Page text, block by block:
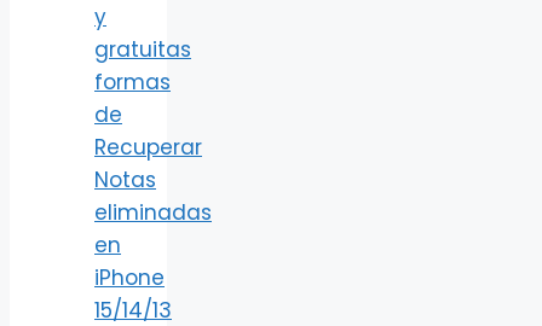
y
gratuitas
formas
de
Recuperar
Notas
eliminadas
en
iPhone
15/14/13